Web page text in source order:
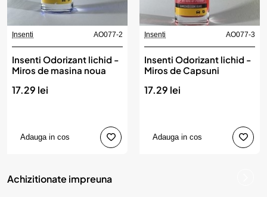
Insenti AO077-2
Insenti Odorizant lichid -
Miros de masina noua
17.29 lei
Adauga in cos
Insenti AO077-3
Insenti Odorizant lichid -
Miros de Capsuni
17.29 lei
Adauga in cos
Achizitionate impreuna